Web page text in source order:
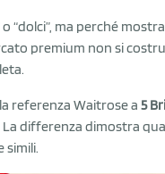
“dolci”, ma perché
premium non si
referenza Waitrose a 5
differenza dimostra
simili.